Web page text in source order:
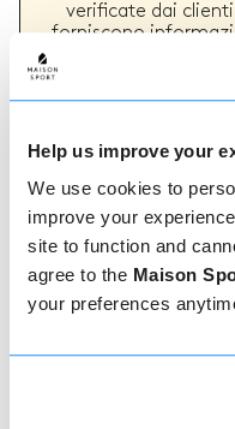
Help us improve your
We use cookies to
improve your
site to function and
agree to the Maison
your preferences
verificate dai
forniscono
maestro. Puoi
regolarmente un
lezioni di sci o
Come
Prenotare con noi
semplice, il nostro
disposizione per
assistenza.